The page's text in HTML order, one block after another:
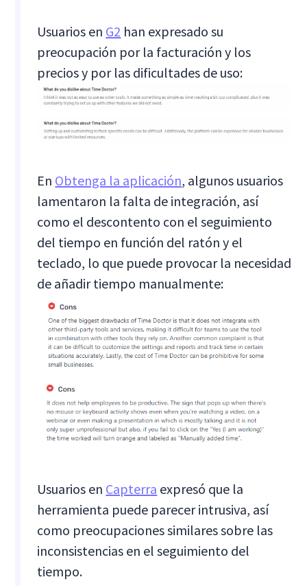
Usuarios en G2 han expresado su
preocupación por la facturación y los
precios y por las dificultades de uso:
En Obtenga la aplicación, algunos usuarios
lamentaron la falta de integración, así
como el descontento con el seguimiento
del tiempo en función del ratón y el
teclado, lo que puede provocar la necesidad
de añadir tiempo manualmente:
Usuarios en Capterra expresó que la
herramienta puede parecer intrusiva, así
como preocupaciones similares sobre las
inconsistencias en el seguimiento del
tiempo.